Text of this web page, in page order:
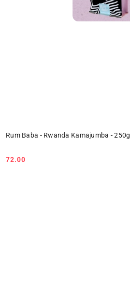
Rum Baba - Rwanda Kamajumba - 250g
Cena:
72.00